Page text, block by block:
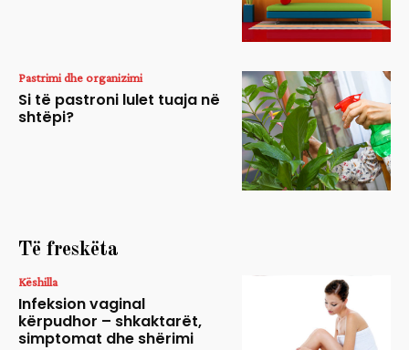
Pastrimi dhe organizimi
Si të pastroni lulet tuaja në
shtëpi?
Të freskëta
Këshilla
Infeksion vaginal
kërpudhor – shkaktarët,
simptomat dhe shërimi